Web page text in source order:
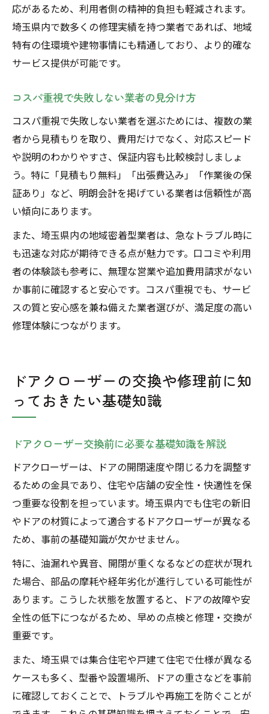
応があるため、利用者側の精神的負担も軽減されます。
埼玉県内で数多くの修理実績を持つ業者であれば、地域
特有の住環境や建物事情にも精通しており、より的確な
サービス提供が可能です。
コスパ重視で失敗しない業者の見分け方
コスパ重視で失敗しない業者を選ぶためには、複数の業
者から見積もりを取り、費用だけでなく、対応スピード
や説明のわかりやすさ、保証内容も比較検討しましょ
う。特に「見積もり無料」「出張費込み」「作業後の保
証あり」など、明朗会計を掲げている業者は信頼性が高
い傾向にあります。
また、埼玉県内の地域密着型業者は、急なトラブル時に
も迅速な対応が期待できる点が魅力です。口コミや利用
者の体験談も参考に、無理な営業や追加費用請求がない
か事前に確認すると安心です。コスパ重視でも、サービ
スの質と安心感を兼ね備えた業者選びが、満足度の高い
修理体験につながります。
ドアクローザーの交換や修理前に知
っておきたい基礎知識
ドアクローザー交換前に必要な基礎知識を解説
ドアクローザーは、ドアの開閉速度や閉じる力を調整す
るための金具であり、住宅や店舗の安全性・快適性を保
つ重要な役割を担っています。埼玉県内でも住宅の新旧
やドアの材質によって適合するドアクローザーが異なる
ため、事前の基礎知識が欠かせません。
特に、油漏れや異音、開閉が重くなるなどの症状が現れ
た場合、部品の摩耗や経年劣化が進行している可能性が
あります。こうした状態を放置すると、ドアの故障や安
全性の低下につながるため、早めの点検と修理・交換が
重要です。
また、埼玉県では集合住宅や戸建て住宅で仕様が異なる
ケースも多く、型番や設置場所、ドアの重さなどを事前
に確認しておくことで、トラブルや再施工を防ぐことが